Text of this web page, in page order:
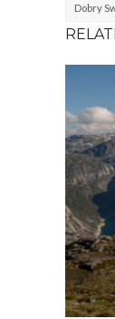
Dobry